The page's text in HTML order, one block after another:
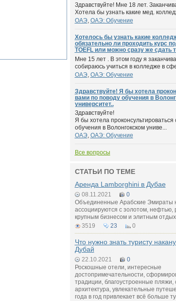
Здравствуйте! Мне 18 лет.
Хотела бы узнать какие мед.
ОАЭ, ОАЭ: Обучение
Хотелось бы узнать какие
обязательно ли проходить курс
TOEFL или можно сразу же сдать
Мне 15 лет . В этом году я
собираюсь учиться в колледже в
ОАЭ, ОАЭ: Обучение
Здравствуйте! Я бы хотела
вами по поводу обучения в
университет..
Здравствуйте!
Я бы хотела проконсультироваться
обучения в Волонгокском униве...
ОАЭ, ОАЭ: Обучение
Все вопросы
СТАТЬИ ПО ТЕМЕ
Аренда Lamborghini в Дубае
08.11.2021
0
Объединенные Арабские Эмираты
ассоциируются с золотом, нефтью,
крупным бизнесом и элитным
3519
23 0
Что нужно знать туристу
Дубай
22.10.2021
0
Роскошные отели, интересные
достопримечательности,
традиции, благоустроенные пляжи,
архитектура, увлекательные
года в год привлекает всё больше